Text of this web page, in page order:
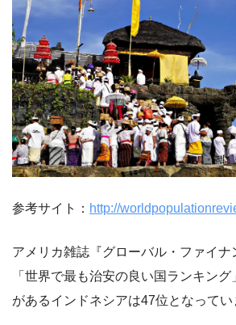
参考サイト： http://
アメリカ雑誌『グローバル・ファイナ
「世界で最も治安の良い国ランキン
があるインドネシアは47位となってい